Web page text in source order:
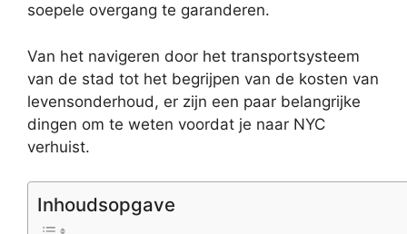
soepele overgang te garanderen.
Van het navigeren door het transportsysteem
van de stad tot het begrijpen van de kosten van
levensonderhoud, er zijn een paar belangrijke
dingen om te weten voordat je naar NYC
verhuist.
Inhoudsopgave